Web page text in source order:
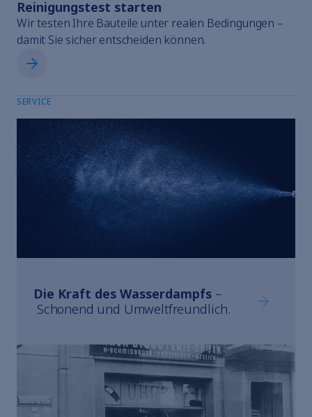
Reinigungstest starten
Wir testen Ihre Bauteile unter realen Bedingungen –
damit Sie sicher entscheiden können.
Reinigungstest starten
SERVICE
Die Kraft des Wasserdampfs –
Schonend und Umweltfreundlich.
Die Kraft